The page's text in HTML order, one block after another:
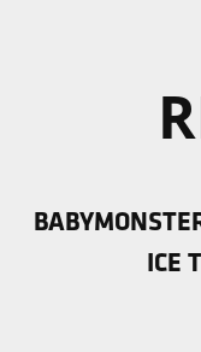
ICE